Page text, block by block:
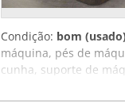
Condição: bom
máquina, pés de
cunha, suporte de
sistemas -altura
230/110/H86 mm -